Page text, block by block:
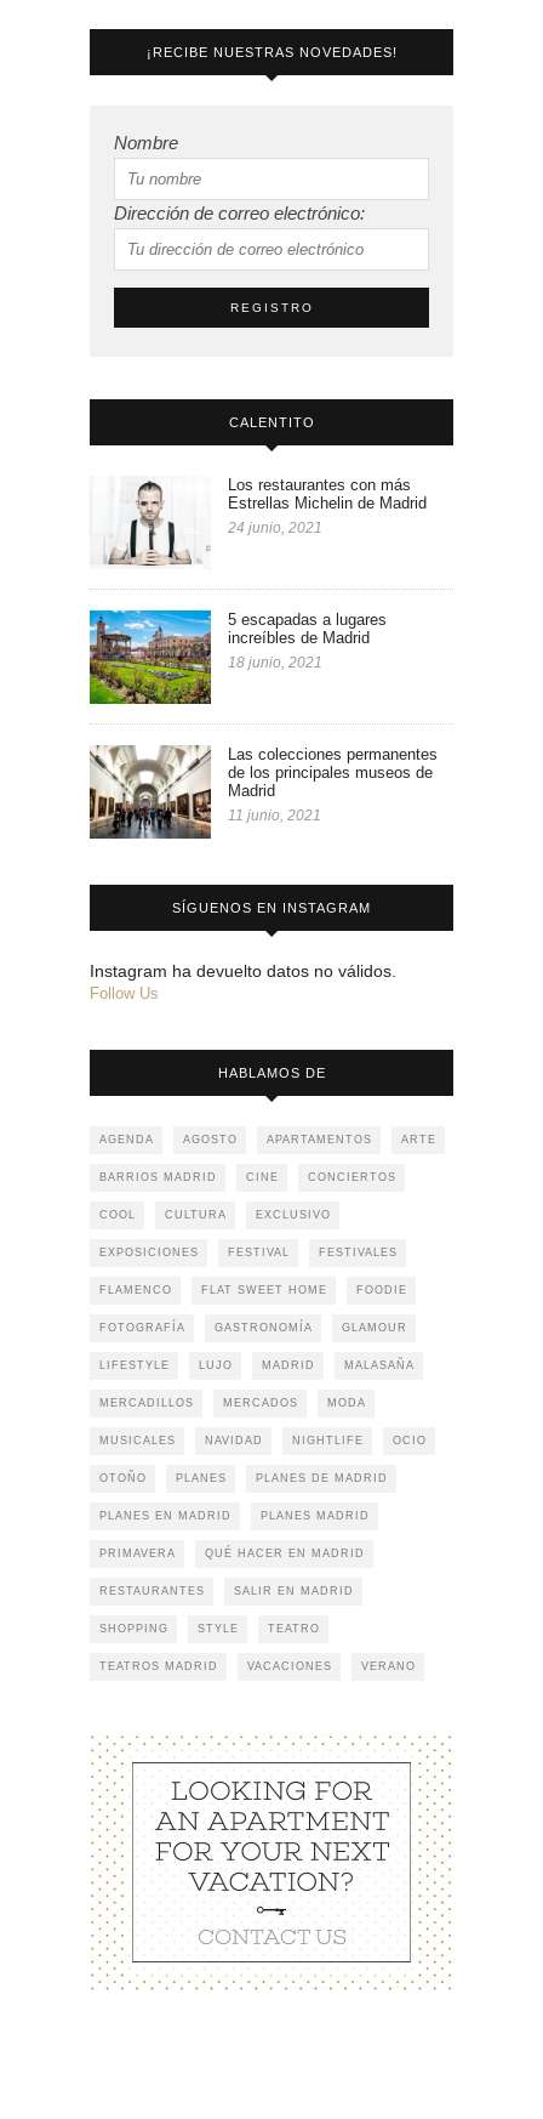
¡RECIBE NUESTRAS NOVEDADES!
Nombre
Dirección de correo electrónico:
CALENTITO
Los restaurantes con más
Estrellas Michelin de Madrid
24 junio, 2021
5 escapadas a lugares
increíbles de Madrid
18 junio, 2021
Las colecciones permanentes
de los principales museos de
Madrid
11 junio, 2021
SÍGUENOS EN INSTAGRAM
Instagram ha devuelto datos no válidos.
Follow Us
HABLAMOS DE
AGENDA AGOSTO APARTAMENTOS ARTE
BARRIOS MADRID CINE CONCIERTOS
COOL CULTURA EXCLUSIVO
EXPOSICIONES FESTIVAL FESTIVALES
FLAMENCO FLAT SWEET HOME FOODIE
FOTOGRAFÍA GASTRONOMÍA GLAMOUR
LIFESTYLE LUJO MADRID MALASAÑA
MERCADILLOS MERCADOS MODA
MUSICALES NAVIDAD NIGHTLIFE OCIO
OTOÑO PLANES PLANES DE MADRID
PLANES EN MADRID PLANES MADRID
PRIMAVERA QUÉ HACER EN MADRID
RESTAURANTES SALIR EN MADRID
SHOPPING STYLE TEATRO
TEATROS MADRID VACACIONES VERANO